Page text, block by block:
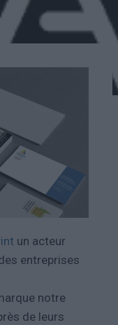
un acteur
entreprises
notre
de leurs